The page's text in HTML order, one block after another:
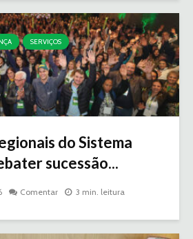
SERVIÇOS
do Sistema
sucessão...
Comentar 3 min. leitura